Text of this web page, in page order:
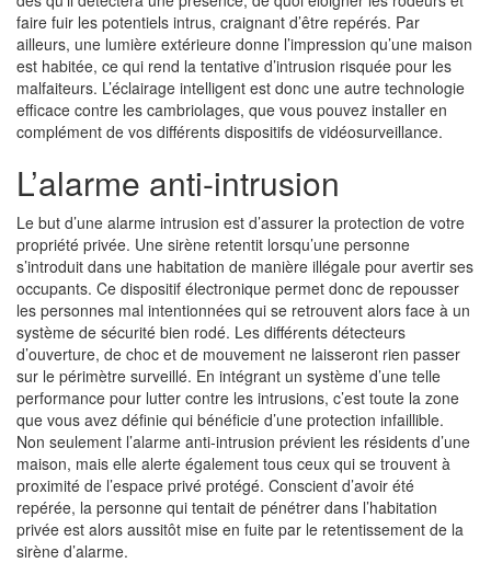
faire fuir les potentiels intrus, craignant d’être repérés. Par
ailleurs, une lumière extérieure donne l’impression qu’une maison
est habitée, ce qui rend la tentative d’intrusion risquée pour les
malfaiteurs. L’éclairage intelligent est donc une autre technologie
efficace contre les cambriolages, que vous pouvez installer en
complément de vos différents dispositifs de vidéosurveillance.
L’alarme anti-intrusion
Le but d’une alarme intrusion est d’assurer la protection de votre
propriété privée. Une sirène retentit lorsqu’une personne
s’introduit dans une habitation de manière illégale pour avertir ses
occupants. Ce dispositif électronique permet donc de repousser
les personnes mal intentionnées qui se retrouvent alors face à un
système de sécurité bien rodé. Les différents détecteurs
d’ouverture, de choc et de mouvement ne laisseront rien passer
sur le périmètre surveillé. En intégrant un système d’une telle
performance pour lutter contre les intrusions, c’est toute la zone
que vous avez définie qui bénéficie d’une protection infaillible.
Non seulement l’alarme anti-intrusion prévient les résidents d’une
maison, mais elle alerte également tous ceux qui se trouvent à
proximité de l’espace privé protégé. Conscient d’avoir été
repérée, la personne qui tentait de pénétrer dans l’habitation
privée est alors aussitôt mise en fuite par le retentissement de la
sirène d’alarme.